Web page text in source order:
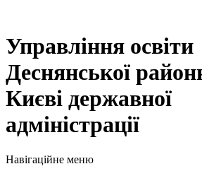
Управління освіти
Деснянської
Києві державної
адміністрації
Навігаційне меню